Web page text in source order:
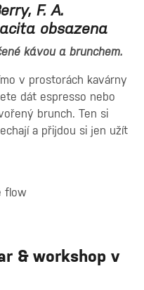
F. A.
obsazena
kávou a brunchem.
v prostorách kavárny
dát espresso nebo
brunch. Ten si
a přijdou si jen užít
flow
& workshop v